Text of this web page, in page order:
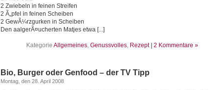
2 Zwiebeln in feinen Streifen
2 Ã„pfel in feinen Scheiben
2 GewÃ¼rzgurken in Scheiben
Den aalgerÃ¤ucherten Matjes etwa [...]
Kategorie Allgemeines, Genussvolles, Rezept 2 Kommentare »
Bio, Burger oder Genfood – der TV Tipp
Montag, den 28. April 2008